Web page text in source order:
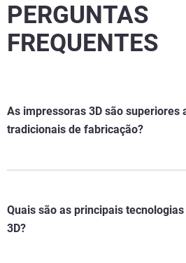
PERGUNTAS
FREQUENTES
As impressoras 3D são superiores
tradicionais de fabricação?
Quais são as principais
3D?